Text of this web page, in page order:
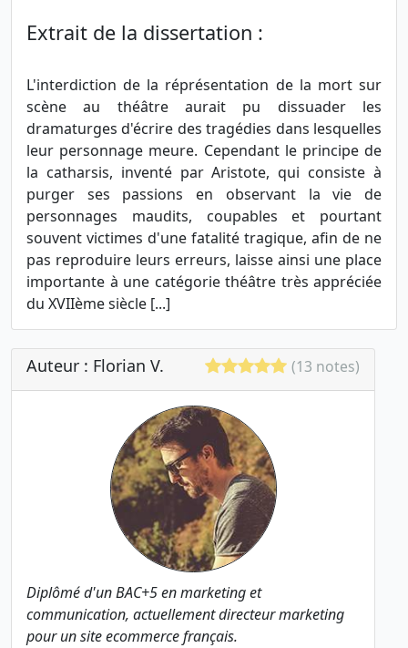
Extrait de la dissertation :
L'interdiction de la réprésentation de la mort sur
scène au théâtre aurait pu dissuader les
dramaturges d'écrire des tragédies dans lesquelles
leur personnage meure. Cependant le principe de
la catharsis, inventé par Aristote, qui consiste à
purger ses passions en observant la vie de
personnages maudits, coupables et pourtant
souvent victimes d'une fatalité tragique, afin de ne
pas reproduire leurs erreurs, laisse ainsi une place
importante à une catégorie théâtre très appréciée
du XVIIème siècle [...]
Auteur : Florian V. (13 notes)
Diplômé d'un BAC+5 en marketing et
communication, actuellement directeur marketing
pour un site ecommerce français.